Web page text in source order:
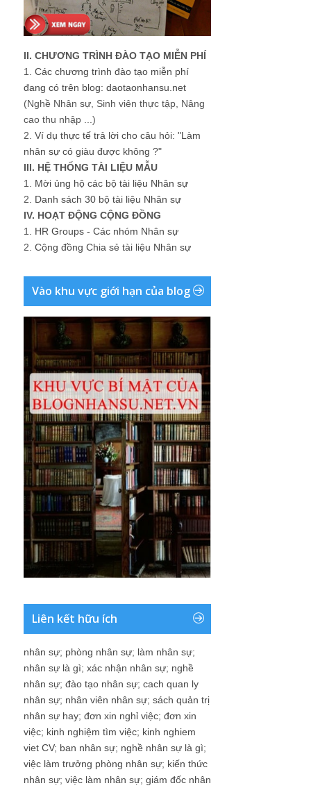
II. CHƯƠNG TRÌNH ĐÀO TẠO MIỄN PHÍ
1. Các chương trình đào tạo miễn phí
đang có trên blog: daotaonhansu.net
(Nghề Nhân sự, Sinh viên thực tập, Nâng
cao thu nhập ...)
2. Ví dụ thực tế trả lời cho câu hỏi: "Làm
nhân sự có giàu được không ?"
III. HỆ THỐNG TÀI LIỆU MẪU
1. Mời ủng hộ các bộ tài liệu Nhân sự
2. Danh sách 30 bộ tài liệu Nhân sự
IV. HOẠT ĐỘNG CỘNG ĐỒNG
1. HR Groups - Các nhóm Nhân sự
2. Cộng đồng Chia sẻ tài liệu Nhân sự
Vào khu vực giới hạn của blog
Liên kết hữu ích
nhân sự; phòng nhân sự; làm nhân sự;
nhân sự là gì; xác nhận nhân sự; nghề
nhân sự; đào tạo nhân sự; cach quan ly
nhân sự; nhân viên nhân sự; sách quản trị
nhân sự hay; đơn xin nghỉ việc; đơn xin
việc; kinh nghiệm tìm việc; kinh nghiem
viet CV; ban nhân sự; nghề nhân sự là gì;
việc làm trưởng phòng nhân sự; kiến thức
nhân sự; việc làm nhân sự; giám đốc nhân